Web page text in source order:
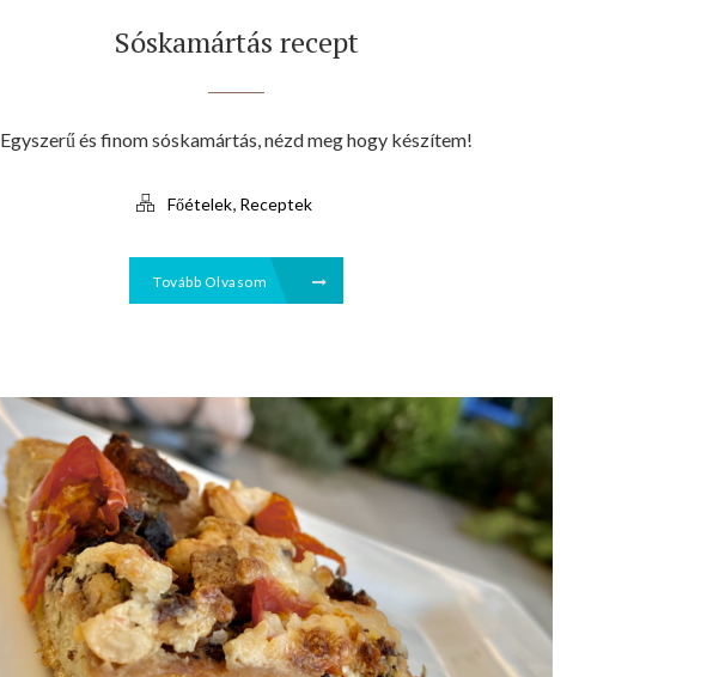
Sóskamártás recept
Egyszerű és finom sóskamártás, nézd meg hogy készítem!
Főételek, Receptek
Tovább Olvasom